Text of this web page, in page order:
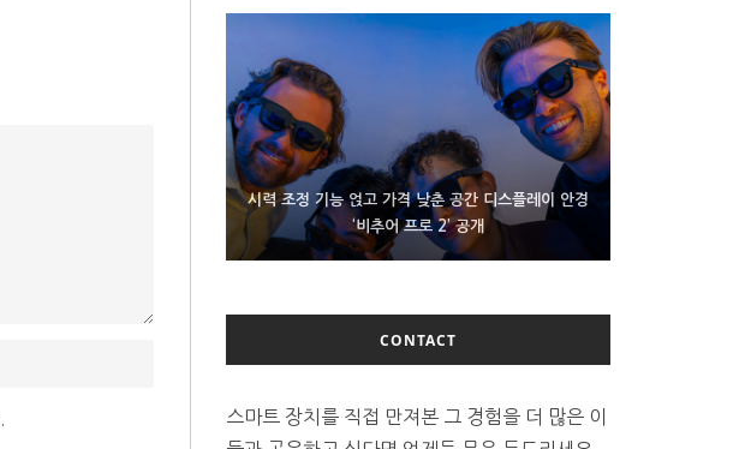
시력 조정 기능 얹고 가격 낮춘 공간 디스플레이 안경
‘비추어 프로 2’ 공개
D램 부족에 10억달러어치 아이폰18 프로세서 패키징
대기 중
300~400달러 반지형 스피커 준비하는 오픈AI
CONTACT
스마트 장치를 직접 만져본 그 경험을 더 많은 이